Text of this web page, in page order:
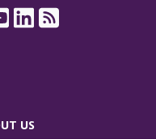
US